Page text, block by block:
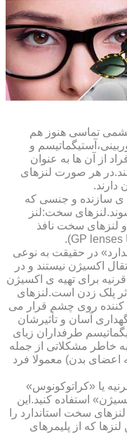
تماسی هنوز هم
و
از آن ها به عنوان
هر صورت لنزهای
دارند.
ی سازنده و جنسی که
سخت:لنز
لنزهای سخت نافذ
در حقیقت به نوعی
اکسیژن نیستند و در
قرنیه برای تهیه ی اکسیژن
پلک زدن است.لنزهای
کننده روی چشم قرار می
آسان و تأثیرشان
طرفداران زیای
به خاطر مشکلاتی از جمله
اعضای بدن) معمولا فرد
یا «کراتوکونوس»
استفاده کنید.این
سخت استاندارد را
که از پلیمرهای